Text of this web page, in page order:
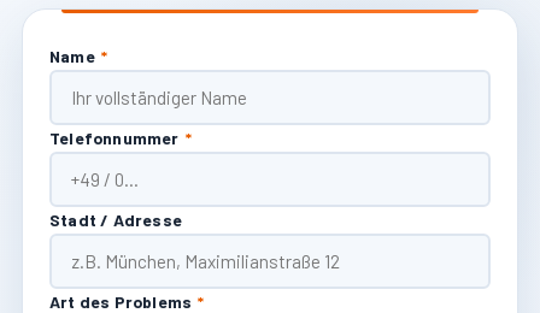
Name *
Telefonnummer *
Stadt / Adresse
Art des Problems *